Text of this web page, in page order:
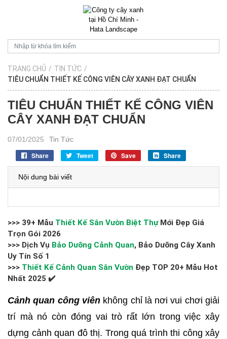
TRANG CHỦ / TIN TỨC /
TIÊU CHUẨN THIẾT KẾ CÔNG VIÊN CÂY XANH ĐẠT CHUẨN
TIÊU CHUẨN THIẾT KẾ CÔNG VIÊN
CÂY XANH ĐẠT CHUẨN
07/01/2025 Tin Tức
Share Tweet Save Share
Nội dung bài viết
>>> 39+ Mẫu Thiết Kế Sân Vườn Biệt ThựMới Đẹp Giá
Trọn Gói 2026
>>> Dịch Vụ Bảo Dưỡng Cảnh Quan, Bảo Dưỡng Cây Xanh
Uy Tín Số 1
>>> Thiết Kế Cảnh Quan Sân Vườn Đẹp TOP 20+ Mẫu Hot
Nhất 2025 ✔️
Cảnh quan công viênkhông chỉ là nơi vui chơi giải
trí mà nó còn đóng vai trò rất lớn trong việc xây
dựng cảnh quan đô thị. Trong quá trình thi công xây